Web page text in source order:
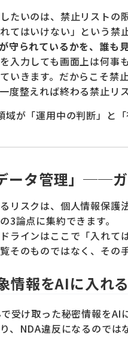
たいのは、禁止リストの限
れてはいけない」という
守られているかを、誰も
入力しても画面上は何事
いきます。だからこそ禁
度整えれば終わる禁止リ
域が「運用中の判断」と
ータ管理」──
リスクは、個人情報保
3論点に集約できます。
ラインはここで「入れて
そのものではなく、その
情報をAIに入れ
受け取った秘密情報を
、NDA違反になるのでは